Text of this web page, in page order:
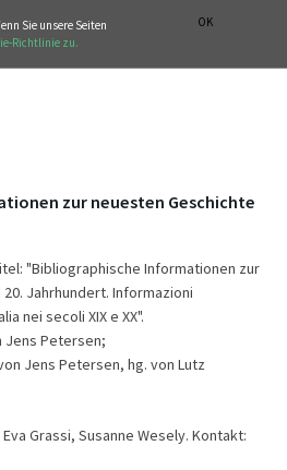
OK
Sie unsere Seiten
Richtlinie zu.
zur neuesten Geschichte
"Bibliographische Informationen zur
Jahrhundert. Informazioni
nei secoli XIX e XX".
Jens Petersen;
Jens Petersen, hg. von Lutz
Grassi, Susanne Wesely. Kontakt: